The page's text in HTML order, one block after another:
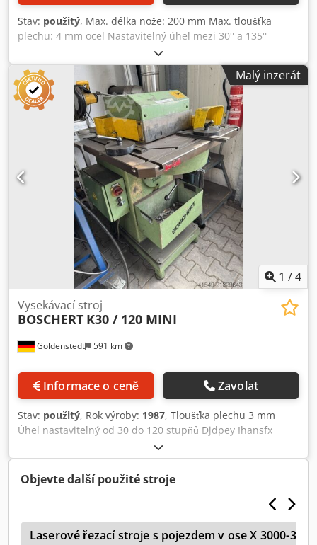
Stav: použitý, Max. délka nože: 200 mm Max. tloušťka
plechu: 4 mm ocel Nastavitelný úhel mezi 30° a 135°
Dcsdpfezfll Tjx Akpok Volitelný režim ručního nebo nožního
ovládání Hmotnost: cca 1000 kg
Malý inzerát
1 /4
Goldenstedt 591 km
Vysekávací stroj
BOSCHERT K30 / 120 MINI
Informace o ceně Zavolat
Stav: použitý, Rok výroby: 1987, Tloušťka plechu 3 mm
Úhel nastavitelný od 30 do 120 stupňů Djdpey Ihansfx
Akpeck Výška stolu 900 mm Hmotnost cca 800 kg Střihací
výkon 3 mm St40 při 150 x 150 mm, 2 mm nerez Řezný
úhel plynule nastavitelný 30-120° Pneumatické upínání
nastavení úhlu (systém Boschert) Stroj je ve velmi dobrém
Objevte další použité stroje
Laserové řezací stroje s pojezdem v ose X 3000-